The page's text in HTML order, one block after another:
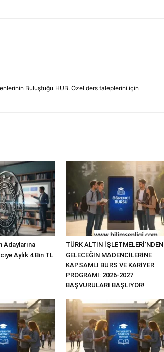
Buluştuğu HUB. Özel ders taleplerini için
Adaylarına
Aylık 4 Bin TL
TÜRK ALTIN İŞLETMELERİ’NDEN
GELECEĞİN MADENCİLERİNE
KAPSAMLI BURS VE KARİYER
PROGRAMI: 2026-2027
BAŞVURULARI BAŞLIYOR!